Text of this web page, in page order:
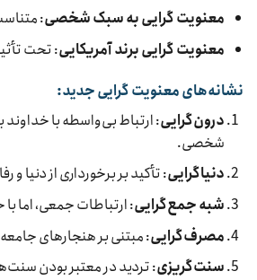
معنویت گرایی به سبک شخصی:
معنویت گرایی برند آمریکایی: تحت
نشانه‌های معنویت گرایی جدید:
درون‌گرایی: ارتباط بی‌واسطه با
شخصی.
دنیاگرایی: تأکید بر برخورداری از دنیا و
شبه جمع‌گرایی: ارتباطات جمعی، اما
مصرف‌گرایی: مبتنی بر هنجارهای
سنت‌گریزی: تردید در معتبر بودن